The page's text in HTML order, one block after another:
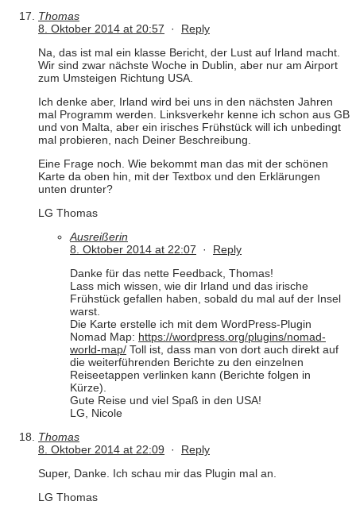
Thomas
8. Oktober 2014 at 20:57 · Reply
Na, das ist mal ein klasse Bericht, der Lust auf Irland macht.
Wir sind zwar nächste Woche in Dublin, aber nur am Airport
zum Umsteigen Richtung USA.
Ich denke aber, Irland wird bei uns in den nächsten Jahren
mal Programm werden. Linksverkehr kenne ich schon aus GB
und von Malta, aber ein irisches Frühstück will ich unbedingt
mal probieren, nach Deiner Beschreibung.
Eine Frage noch. Wie bekommt man das mit der schönen
Karte da oben hin, mit der Textbox und den Erklärungen
unten drunter?
LG Thomas
Ausreißerin
8. Oktober 2014 at 22:07 · Reply
Danke für das nette Feedback, Thomas!
Lass mich wissen, wie dir Irland und das irische
Frühstück gefallen haben, sobald du mal auf der Insel
warst.
Die Karte erstelle ich mit dem WordPress-Plugin
Nomad Map: https://wordpress.org/plugins/nomad-
world-map/ Toll ist, dass man von dort auch direkt auf
die weiterführenden Berichte zu den einzelnen
Reiseetappen verlinken kann (Berichte folgen in
Kürze).
Gute Reise und viel Spaß in den USA!
LG, Nicole
Thomas
8. Oktober 2014 at 22:09 · Reply
Super, Danke. Ich schau mir das Plugin mal an.
LG Thomas